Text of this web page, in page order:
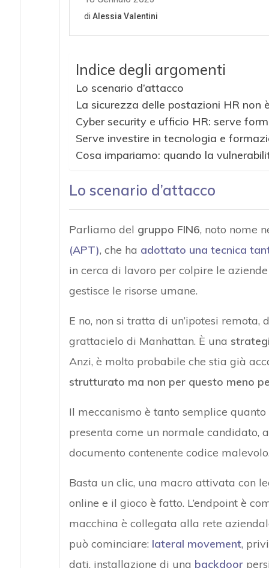
Indice degli argomenti
Lo scenario d’attacco
La sicurezza delle postazioni HR non
Cyber security e ufficio HR: serve
Serve investire in tecnologia e
Cosa impariamo: quando la
Lo scenario d’attacco
Parliamo del gruppo FIN6, noto nome
(APT), che ha adottato una tecnica
in cerca di lavoro per colpire le
gestisce le risorse umane.
E no, non si tratta di un’ipotesi
grattacielo di Manhattan. È una
Anzi, è molto probabile che stia già
strutturato ma non per questo meno
Il meccanismo è tanto semplice
presenta come un normale candidato,
documento contenente codice
Basta un clic, una macro attivata con
online e il gioco è fatto. L’endpoint è
macchina è collegata alla rete
può cominciare: lateral movement,
dati, installazione di una backdoor